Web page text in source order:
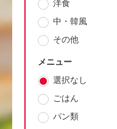
洋食
中・韓風
その他
メニュー
選択なし
ごはん
パン類